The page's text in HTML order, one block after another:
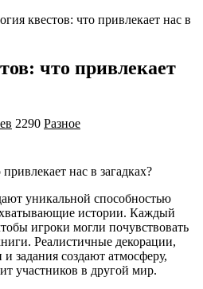
квестов: что привлекает нас в
что привлекает
2290 Разное
уникальной способностью
истории. Каждый
игроки могли почувствовать
Реалистичные декорации,
задания создают атмосферу,
участников в другой мир.